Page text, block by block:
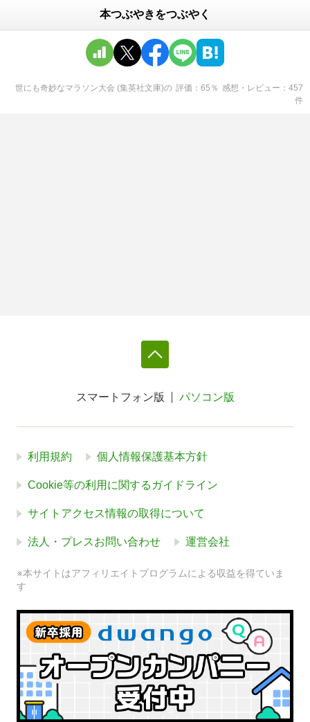
本つぶやきをつぶやく
世にも奇妙なマラソン大会 (集英社文庫)の 評価 65 ％ 感想・レビュー
457
件
スマートフォン版 パソコン版
利用規約 個人情報保護基本方針
Cookie等の利用に関するガイドライン
サイトアクセス情報の取得について
法人・プレスお問い合わせ 運営会社
※本サイトはアフィリエイトプログラムによる収益を得ていま
す